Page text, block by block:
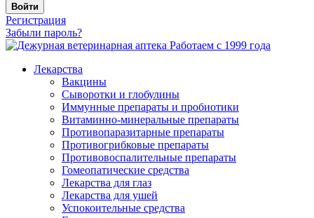
Войти
Регистрация
Забыли пароль?
Работаем с 1999 года
Лекарства
Вакцины
Сыворотки и глобулины
Иммунные препараты и пробиотики
Витаминно-минеральные препараты
Противопаразитарные препараты
Противогрибковые препараты
Противовоспалительные препараты
Гомеопатические средства
Лекарства для глаз
Лекарства для ушей
Успокоительные средства